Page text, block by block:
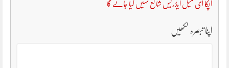
آپکا ای میل ایڈریس شائع نہیں کیا جائے گا
اپنا تبصرہ لکھیں